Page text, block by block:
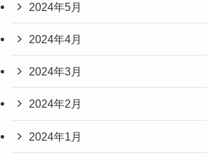
2024年5月
2024年4月
2024年3月
2024年2月
2024年1月